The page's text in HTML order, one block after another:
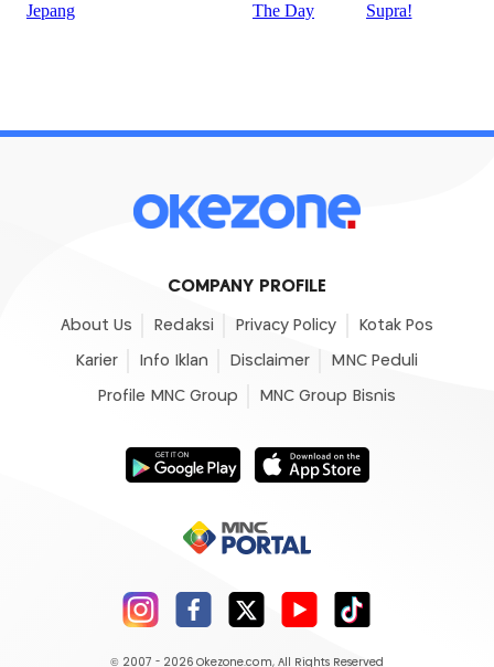
COMPANY PROFILE
About Us Redaksi Privacy Policy Kotak Pos
Karier Info Iklan Disclaimer MNC Peduli
Profile MNC Group MNC Group Bisnis
© 2007 - 2026 Okezone.com, All Rights Reserved